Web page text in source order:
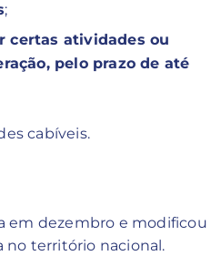
;
certas atividades ou
pelo prazo de até
cabíveis.
em dezembro e modificou
no território nacional.